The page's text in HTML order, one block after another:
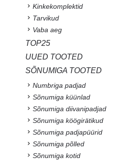
Kinkekomplektid
Tarvikud
Vaba aeg
TOP25
UUED TOOTED
SÕNUMIGA TOOTED
Numbriga padjad
Sõnumiga küünlad
Sõnumiga diivanipadjad
Sõnumiga köögirätikud
Sõnumiga padjapüürid
Sõnumiga põlled
Sõnumiga kotid